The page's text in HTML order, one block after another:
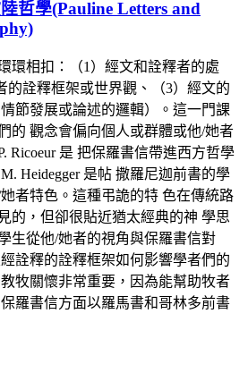
哲學(Pauline Letters and
環相扣：（1）經文和詮釋者的處
的詮釋框架或世界觀、（3）經文的
節發展或論述的邏輯）。這一門課
的 觀念會偏向個人或群體或他/她者
Ricoeur 是 把保羅書信帶進西方哲學
Heidegger 是帖 撒羅尼迦前書的學
者特色。這種弔詭的特 色在傳統路
的，但卻很貼近猶太經典的神 學思
生從他/她者的視角與保羅書信對
詮釋的詮釋框架如何影響學者們的
牧關懷非常重要，因為能幫助牧者
羅書信方面以羅馬書和哥林多前書